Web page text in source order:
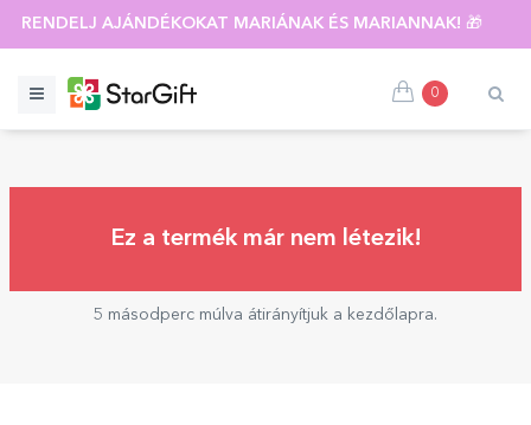
RENDELJ AJÁNDÉKOKAT MARIÁNAK ÉS MARIANNAK! 🎁 🍷
0
Ez a termék már nem létezik!
5 másodperc múlva átirányítjuk a kezdőlapra.